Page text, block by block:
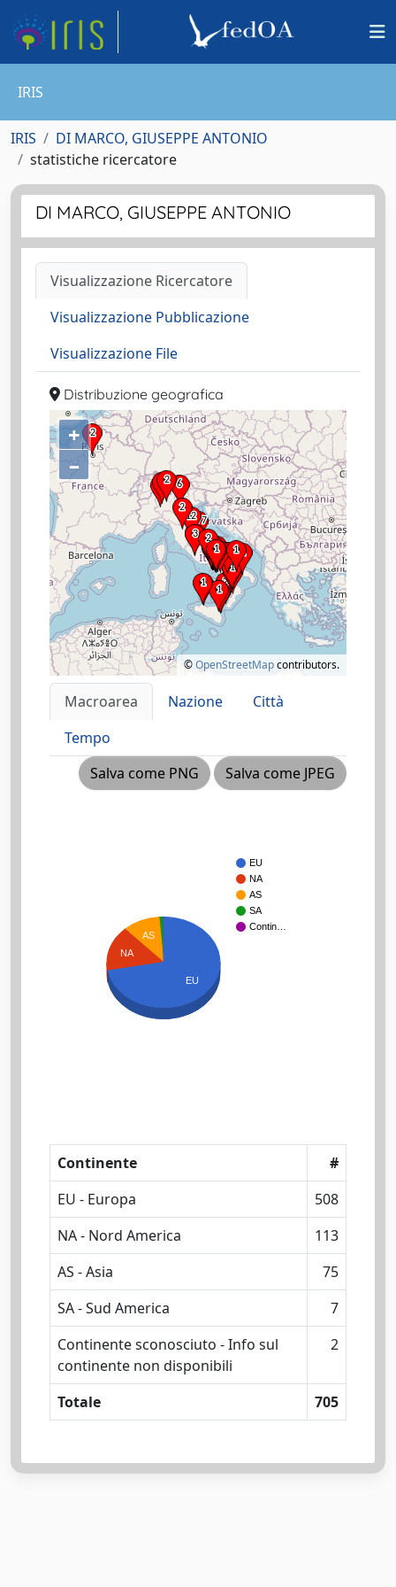
IRIS
IRIS
DI MARCO, GIUSEPPE ANTONIO
statistiche ricercatore
DI MARCO, GIUSEPPE ANTONIO
Visualizzazione Ricercatore
Visualizzazione Pubblicazione
Visualizzazione File
Distribuzione geografica
+
–
©OpenStreetMapcontributors.
Macroarea Nazione
Città
Tempo
Salva come PNG
Salva come JPEG
EU
NA
AS
SA
Contin…
AS
NA
EU
Continente
#
EU - Europa
508
NA - Nord America
113
AS - Asia
75
SA - Sud America
7
Continente sconosciuto - Info sul
continente non disponibili
2
Totale 705